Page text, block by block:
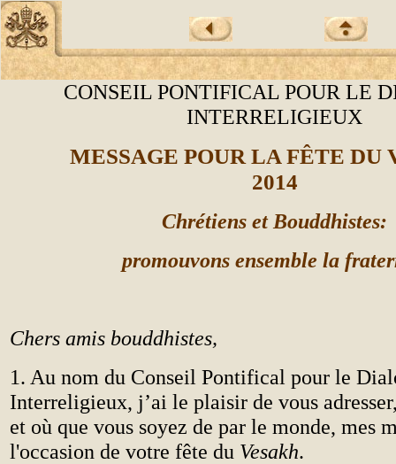
CONSEIL PONTIFICAL POUR LE
INTERRELIGIEUX
MESSAGE POUR LA FÊTE DU
2014
Chrétiens et Bouddhistes:
promouvons ensemble la
Chers amis bouddhistes,
1. Au nom du Conseil Pontifical pour le
Interreligieux, j’ai le plaisir de vous
et où que vous soyez de par le monde, mes
l'occasion de votre fête du Vesakh.